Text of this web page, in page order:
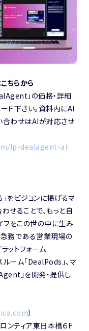
ちらから
」の価格・詳細
ド下さい。資料内にAI
合わせはAIが対応させ
lp-dealagent-ai
をビジョンに掲げるマ
せることで、もっと自
フをこの世の中に生み
急務である営業現場の
ットフォーム
ーム「DealPods」、マ
」を開発・提供し
）
ンティア東日本橋６F